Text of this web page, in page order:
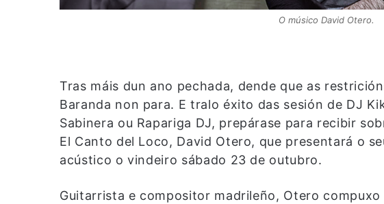
O músico David Otero.
Tras máis dun ano pechada, dende que as
Baranda non para. E tralo éxito das sesión de DJ
Sabinera ou Rapariga DJ, prepárase para recibir
El Canto del Loco, David Otero, que presentará o
acústico o vindeiro sábado 23 de outubro.
Guitarrista e compositor madrileño, Otero